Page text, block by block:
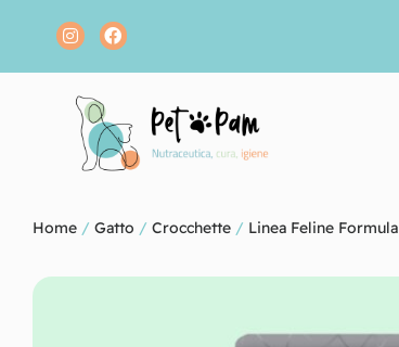
Home / Gatto / Crocchette / Linea Feline Formula